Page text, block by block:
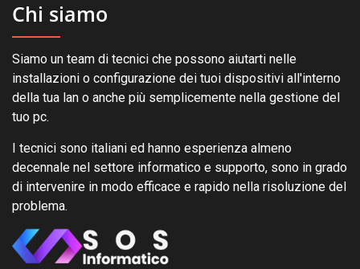
Chi siamo
Siamo un team di tecnici che possono aiutarti nelle
installazioni o configurazione dei tuoi dispositivi all'interno
della tua lan o anche più semplicemente nella gestione del
tuo pc.
I tecnici sono italiani ed hanno esperienza almeno
decennale nel settore informatico e supporto, sono in grado
di intervenire in modo efficace e rapido nella risoluzione del
problema.